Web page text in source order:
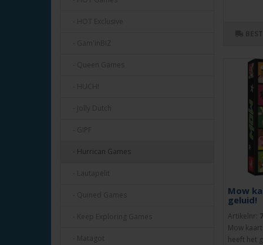
- HOT Exclusive
- Gam'inBIZ
- Queen Games
- HUCH!
- Jolly Dutch
- GIPF
- Hurrican Games
- Lautapelit
- Quined Games
- Keep Exploring Games
- Matagot
Mow
geluid!
Artikelnr:
Mow
heeft het